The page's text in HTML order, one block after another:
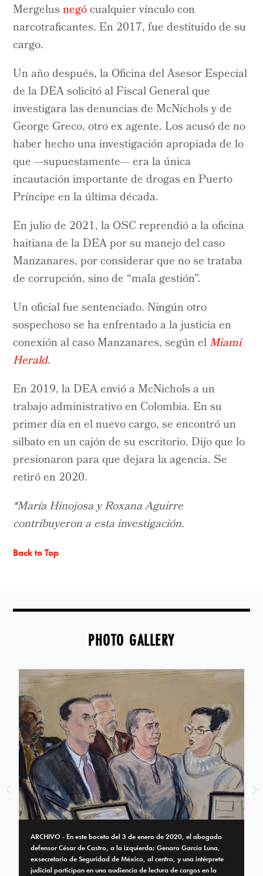
Mergelusnegócualquier vínculo con
narcotraficantes. En 2017, fue destituido de su
cargo.
Un año después, la Oficina del Asesor Especial
de la DEA solicitó al Fiscal General que
investigara las denuncias de McNichols y de
George Greco, otro ex agente. Los acusó de no
haber hecho una investigación apropiada de lo
que —supuestamente— era la única
incautación importante de drogas en Puerto
Príncipe en la última década.
En julio de 2021, la OSC reprendió a la oficina
haitiana de la DEA por su manejo del caso
Manzanares, por considerar que no se trataba
de corrupción, sino de “mala gestión”.
Un oficial fue sentenciado. Ningún otro
sospechoso se ha enfrentado a la justicia en
conexión al caso Manzanares, según elMiami
Herald.
En 2019, la DEA envió a McNichols a un
trabajo administrativo en Colombia. En su
primer día en el nuevo cargo, se encontró un
silbato en un cajón de su escritorio. Dijo que lo
presionaron para que dejara la agencia. Se
retiró en 2020.
*María Hinojosa y Roxana Aguirre
contribuyeron a esta investigación.
Back to Top
PHOTO GALLERY
ARCHIVO - En este boceto del 3 de enero de 2020, el abogado
defensor César de Castro, a la izquierda; Genaro García Luna,
exsecretario de Seguridad de México, al centro, y una intérprete
judicial participan en una audiencia de lectura de cargos en la